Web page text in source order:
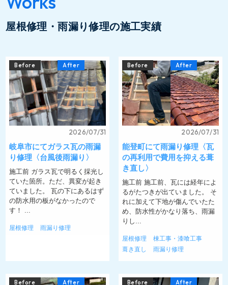
屋根修理・雨漏り修理の施工実績
Before After
2026/07/31
岐阜市にてガラス瓦の雨漏
り修理〈台風後雨漏り〉
施工前 ガラス瓦で明るく採光し
ていた箇所。ただ、異変が起き
ていました。 瓦の下にあるはず
の防水用の板がなかったので
す！ ...
屋根修理 雨漏り修理
Before After
2026/07/31
能登町にて雨漏り修理〈瓦
の再利用で費用を抑える葺
き直し〉
施工前 施工前、瓦には経年によ
るがたつきが出ていました。 そ
れに加えて下地が傷んでいたた
め、防水性がかなり落ち、雨漏
りし...
屋根修理
棟工事・漆喰工事
葺き直し
雨漏り修理
Before After Before After